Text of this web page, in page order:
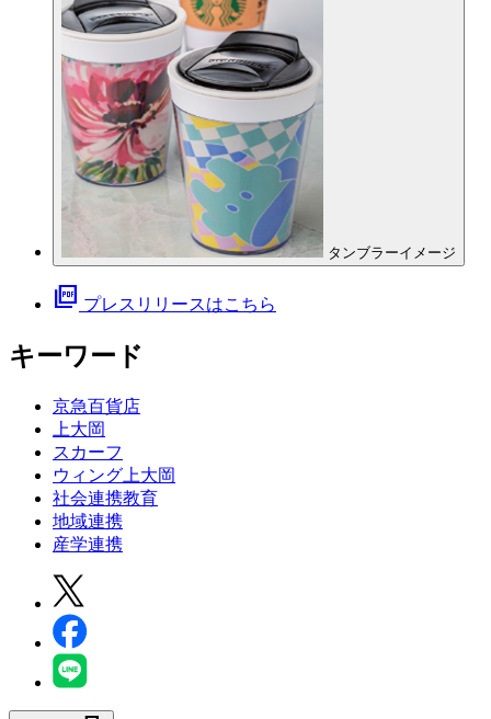
タンブラーイメージ
picture_as_pdf プレスリリースはこちら
キーワード
京急百貨店
上大岡
スカーフ
ウィング上大岡
社会連携教育
地域連携
産学連携